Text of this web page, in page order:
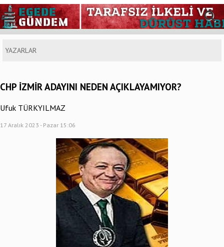
YAZARLAR
CHP İZMİR ADAYINI NEDEN AÇIKLAYAMIYOR?
Ufuk TÜRKYILMAZ
17 Aralık 2023 - Pazar 15:06